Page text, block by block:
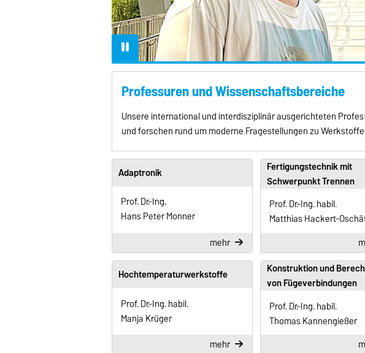
Professuren und Wissenschaftsbereiche
Unsere international und interdisziplinär ausgerichteten
und forschen rund um moderne Fragestellungen zu
Adaptronik
Prof. Dr.-Ing.
Hans Peter Monner
mehr
Fertigungstechnik mit
Schwerpunkt Trennen
Prof. Dr.-Ing. habil.
Matthias Hackert-
Hochtemperaturwerkstoffe
Prof. Dr.-Ing. habil.
Manja Krüger
mehr
Konstruktion und
von Fügeverbindungen
Prof. Dr.-Ing. habil.
Thomas Kannengießer